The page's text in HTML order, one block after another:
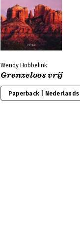
Wendy Hobbelink
Grenzeloos vrij
Paperback | Nederlands